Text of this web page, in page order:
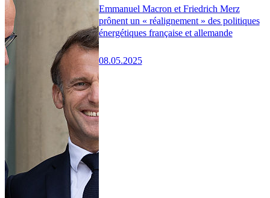
Emmanuel Macron et Friedrich Merz
prônent un « réalignement » des politiques
énergétiques française et allemande
08.05.2025